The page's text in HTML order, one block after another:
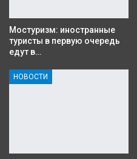
Мостуризм: иностранные
туристы в первую очередь
едут в…
НОВОСТИ